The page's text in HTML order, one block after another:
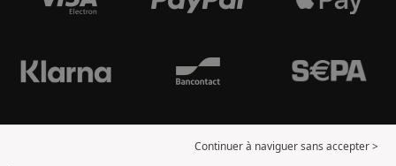
Continuer à naviguer sans accepter >